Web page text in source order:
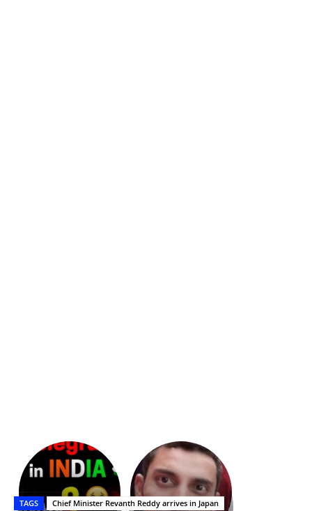
భగవంతుని
ప్రసాదం
తీర్థం..తులసీదళం
లేకుండా
కేజీఎఫ్
సినిమాతో
పాన్
ఇండియా
Upasana:
భర్తపై
రివెంజ్
TAGS Chief Minister Revanth Reddy arrives in Japan